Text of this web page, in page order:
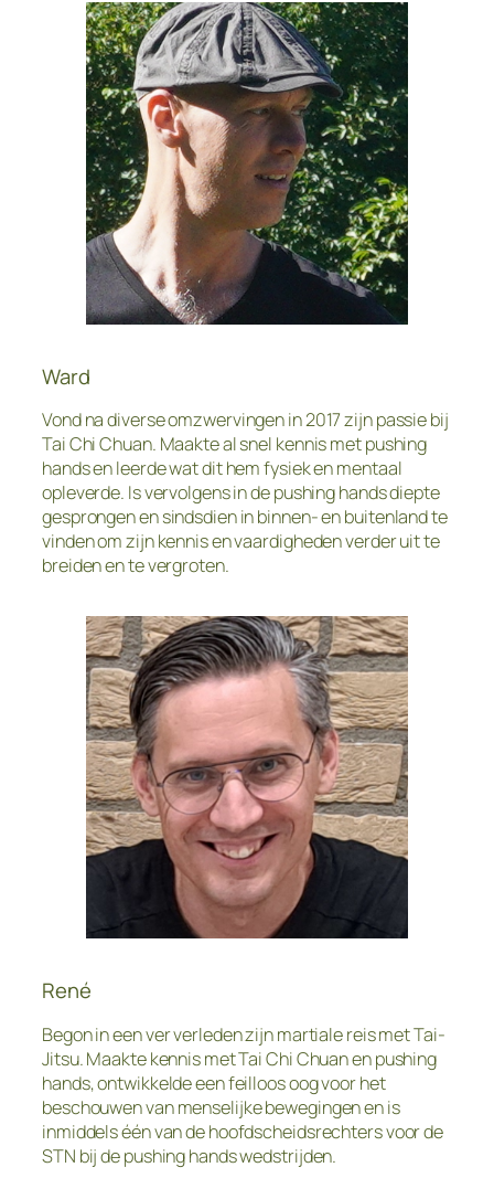
Ward
Vond na diverse omzwervingen in 2017 zijn passie bij
Tai Chi Chuan. Maakte al snel kennis met pushing
hands en leerde wat dit hem fysiek en mentaal
opleverde. Is vervolgens in de pushing hands diepte
gesprongen en sindsdien in binnen- en buitenland te
vinden om zijn kennis en vaardigheden verder uit te
breiden en te vergroten.
René
Begon in een ver verleden zijn martiale reis met Tai-
Jitsu. Maakte kennis met Tai Chi Chuan en pushing
hands, ontwikkelde een feilloos oog voor het
beschouwen van menselijke bewegingen en is
inmiddels één van de hoofdscheidsrechters voor de
STN bij de pushing hands wedstrijden.